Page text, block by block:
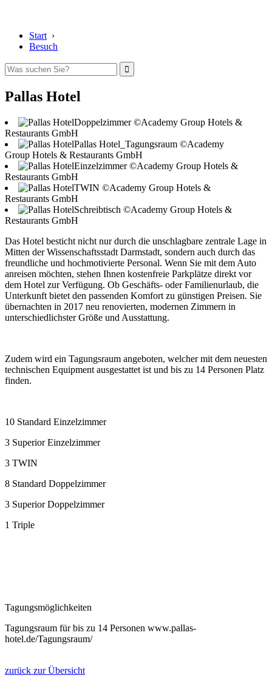
Start ›
Besuch
Pallas Hotel
Doppelzimmer ©Academy Group Hotels &
Restaurants GmbH
Pallas Hotel_Tagungsraum ©Academy
Group Hotels & Restaurants GmbH
Einzelzimmer ©Academy Group Hotels &
Restaurants GmbH
TWIN ©Academy Group Hotels &
Restaurants GmbH
Schreibtisch ©Academy Group Hotels &
Restaurants GmbH
Das Hotel besticht nicht nur durch die unschlagbare zentrale Lage in
Mitten der Wissenschaftsstadt Darmstadt, sondern auch durch das
freundliche und hochmotivierte Personal. Wenn Sie mit dem Auto
anreisen möchten, stehen Ihnen kostenfreie Parkplätze direkt vor
dem Hotel zur Verfügung. Ob Geschäfts- oder Familienurlaub, die
Unterkunft bietet den passenden Komfort zu günstigen Preisen. Sie
übernachten in 2017 neu renovierten, modernen Zimmern in
unterschiedlichster Größe und Ausstattung.
Zudem wird ein Tagungsraum angeboten, welcher mit dem neuesten
technischen Equipment ausgestattet ist und bis zu 14 Personen Platz
finden.
10 Standard Einzelzimmer
3 Superior Einzelzimmer
3 TWIN
8 Standard Doppelzimmer
3 Superior Doppelzimmer
1 Triple
Tagungsmöglichkeiten
Tagungsraum für bis zu 14 Personen www.pallas-
hotel.de/Tagungsraum/
zurück zur Übersicht